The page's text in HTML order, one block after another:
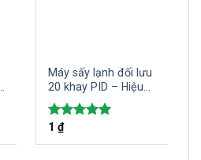
Máy sấy lạnh đối lưu
20 khay PID – Hiệu
quả và tiết kiệm điện
năng trong sấy khô
thực phẩm
Được xếp
1 ₫